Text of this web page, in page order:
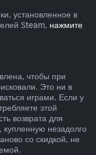
установленное в
Steam, нажмите
чтобы при
Это ни в
играми. Если у
этой
возврата для
купленную незадолго
со скидкой, не